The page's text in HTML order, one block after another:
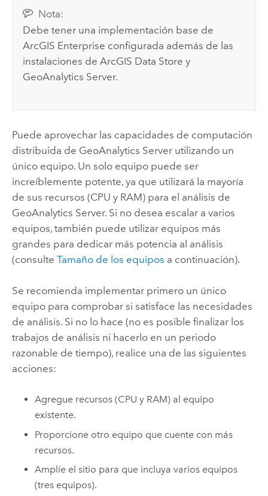
Nota:
Debe tener una implementación base de
ArcGIS Enterprise configurada además de las
instalaciones deArcGIS Data Store y
GeoAnalytics Server.
Puede aprovechar las capacidades de computación
distribuida de GeoAnalytics Serverutilizando un
único equipo. Un solo equipo puede ser
increíblemente potente, ya que utilizará la mayoría
de sus recursos (CPU y RAM) para el análisis de
GeoAnalytics Server. Si no desea escalar a varios
equipos, también puede utilizar equipos más
grandes para dedicar más potencia al análisis
(consulte Tamaño de los equipos a continuación).
Se recomienda implementar primero un único
equipo para comprobar si satisface las necesidades
de análisis. Si no lo hace (no es posible finalizar los
trabajos de análisis ni hacerlo en un periodo
razonable de tiempo), realice una de las siguientes
acciones:
Agregue recursos (CPU y RAM) al equipo
existente.
Proporcione otro equipo que cuente con más
recursos.
Amplíe el sitio para que incluya varios equipos
(tres equipos).